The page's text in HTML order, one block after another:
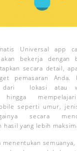
Universal app
akan bekerja dengan
secara detail,
pemasaran Anda.
dari lokasi atau
hingga
seperti umur,
secara
hasil yang lebih
menentukan